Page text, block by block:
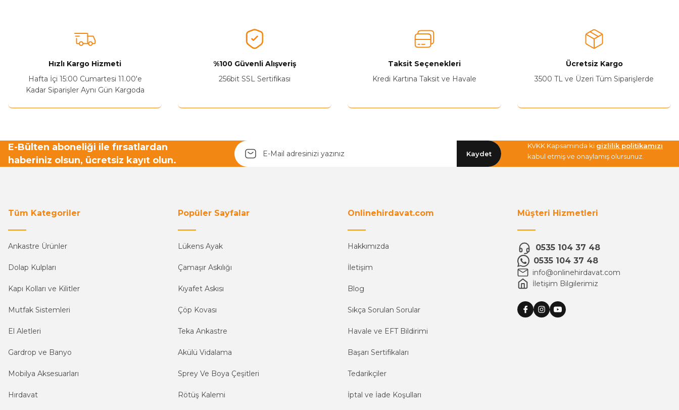
Ürün açıklamasında eksik bilgiler bulunuyor.
Bu ürüne benzer farklı alternatifler olmalı.
Yetkiliye Gönder
Hızlı Kargo Hizmeti
Hafta İçi 15:00 Cumartesi 11.00'e
Kadar Siparişler Aynı Gün Kargoda
%100 Güvenli Alışveriş
256bit SSL Sertifikası
Taksit Seçenekleri
Kredi Kartına Taksit ve Havale
Ücretsiz Kargo
3500 TL ve Üzeri Tüm Siparişlerde
E-Bülten aboneliği ile fırsatlardan
haberiniz olsun, ücretsiz kayıt olun.
Kaydet
KVKK Kapsamında ki gizlilik politikamızı
kabul etmiş ve onaylamış olursunuz.
Tüm Kategoriler
Ankastre Ürünler
Dolap Kulpları
Kapı Kolları ve Kilitler
Mutfak Sistemleri
El Aletleri
Gardrop ve Banyo
Mobilya Aksesuarları
Hırdavat
Popüler Sayfalar
Lükens Ayak
Çamaşır Askılığı
Kıyafet Askısı
Çöp Kovası
Teka Ankastre
Akülü Vidalama
Sprey Ve Boya Çeşitleri
Rötüş Kalemi
Onlinehirdavat.com
Hakkımızda
İletişim
Blog
Sıkça Sorulan Sorular
Havale ve EFT Bildirimi
Başarı Sertifikaları
Tedarikçiler
İptal ve İade Koşulları
Müşteri Hizmetleri
0535 104 37 48
0535 104 37 48
info@onlinehirdavat.com
İletişim Bilgilerimiz